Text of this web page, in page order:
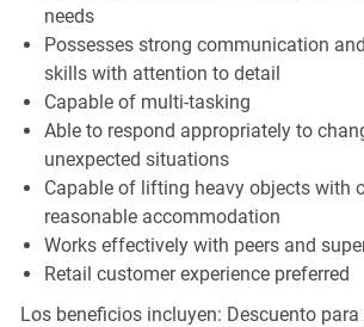
needs
Possesses strong communication
skills with attention to detail
Capable of multi-tasking
Able to respond appropriately to
unexpected situations
Capable of lifting heavy objects with
reasonable accommodation
Works effectively with peers and
Retail customer experience preferred
Los beneficios incluyen: Descuento para